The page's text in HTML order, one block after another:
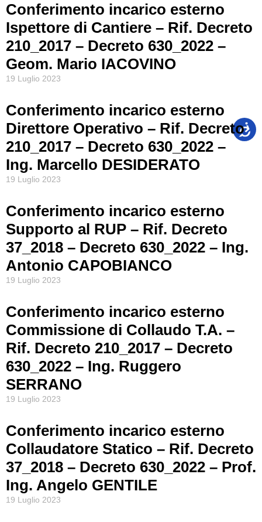
Conferimento incarico esterno
Ispettore di Cantiere – Rif. Decreto
210_2017 – Decreto 630_2022 –
Geom. Mario IACOVINO
19 Luglio 2023
Conferimento incarico esterno
Direttore Operativo – Rif. Decreto
210_2017 – Decreto 630_2022 –
Ing. Marcello DESIDERATO
19 Luglio 2023
Conferimento incarico esterno
Supporto al RUP – Rif. Decreto
37_2018 – Decreto 630_2022 – Ing.
Antonio CAPOBIANCO
19 Luglio 2023
Conferimento incarico esterno
Commissione di Collaudo T.A. –
Rif. Decreto 210_2017 – Decreto
630_2022 – Ing. Ruggero
SERRANO
19 Luglio 2023
Conferimento incarico esterno
Collaudatore Statico – Rif. Decreto
37_2018 – Decreto 630_2022 – Prof.
Ing. Angelo GENTILE
19 Luglio 2023